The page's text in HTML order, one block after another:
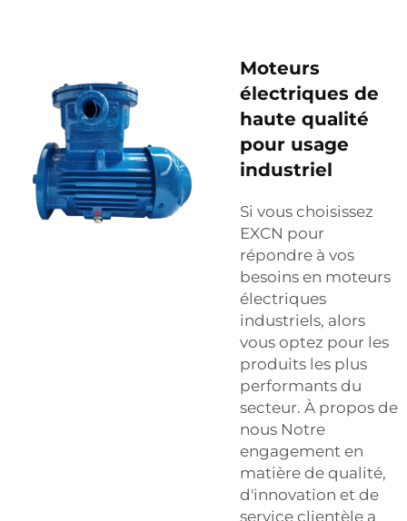
Moteurs
électriques de
haute qualité
pour usage
industriel
Si vous choisissez
EXCN pour
répondre à vos
besoins en moteurs
électriques
industriels, alors
vous optez pour les
produits les plus
performants du
secteur. À propos de
nous Notre
engagement en
matière de qualité,
d'innovation et de
service clientèle a